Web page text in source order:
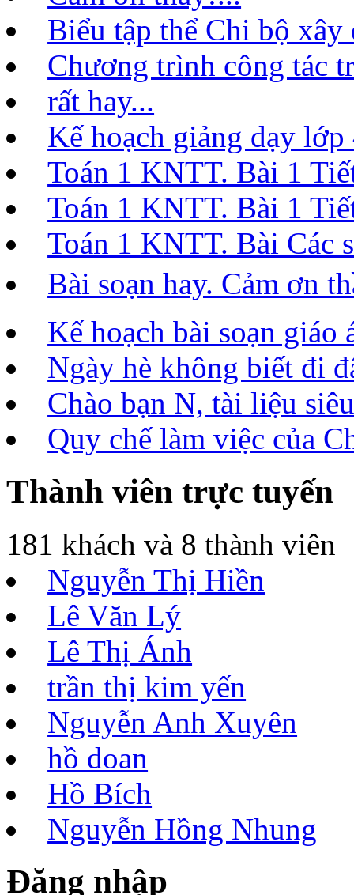
Biểu tập thể Chi bộ
Chương trình công tác
rất hay...
Kế hoạch giảng dạy
Toán 1 KNTT. Bài 1
Toán 1 KNTT. Bài 1
Toán 1 KNTT. Bài Các
Bài soạn hay. Cảm
Kế hoạch bài soạn
Ngày hè không biết đi
Chào bạn N, tài liệu
Quy chế làm việc của
Thành viên trực tuyến
181 khách và 8 thành viên
Nguyễn Thị Hiền
Lê Văn Lý
Lê Thị Ánh
trần thị kim yến
Nguyễn Anh Xuyên
hồ doan
Hồ Bích
Nguyễn Hồng Nhung
Đăng nhập